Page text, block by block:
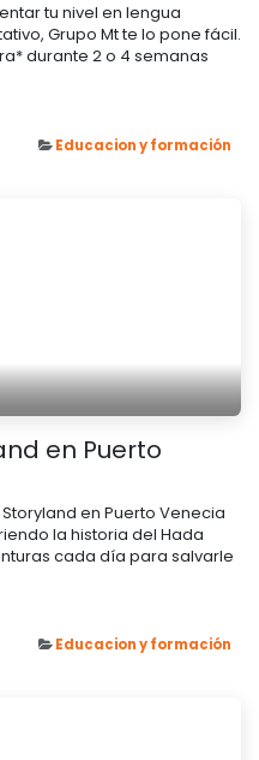
tu nivel en lengua
Grupo Mt te lo pone fácil.
durante 2 o 4 semanas
Educacion y formación
en Puerto
en Puerto Venecia
la historia del Hada
cada día para salvarle
Educacion y formación